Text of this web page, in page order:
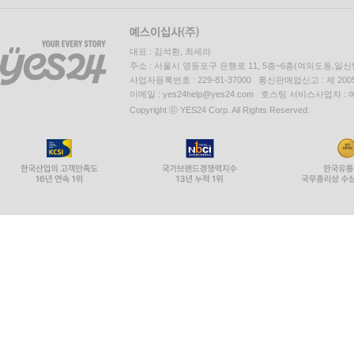
대표 : 김석환, 최세라
주소 : 서울시 영등포구 은행로 11, 5층~6층(여의도동,일신
사업자등록번호 : 229-81-37000 통신판매업신고 : 제
이메일 : yes24help@yes24.com 호스팅 서비스사업자 :
Copyright ⓒ YES24 Corp. All Rights Reserved.